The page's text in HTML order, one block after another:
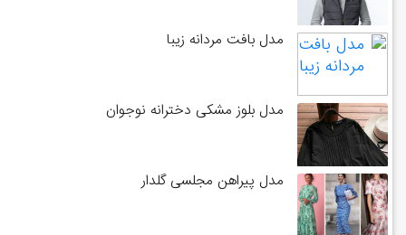
مدل بافت مردانه زیبا
مدل بلوز مشکی دخترانه نوجوان
مدل پیراهن مجلسی گلدار